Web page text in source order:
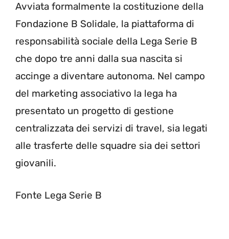
Avviata formalmente la costituzione della
Fondazione B Solidale, la piattaforma di
responsabilità sociale della Lega Serie B
che dopo tre anni dalla sua nascita si
accinge a diventare autonoma. Nel campo
del marketing associativo la lega ha
presentato un progetto di gestione
centralizzata dei servizi di travel, sia legati
alle trasferte delle squadre sia dei settori
giovanili.
Fonte Lega Serie B